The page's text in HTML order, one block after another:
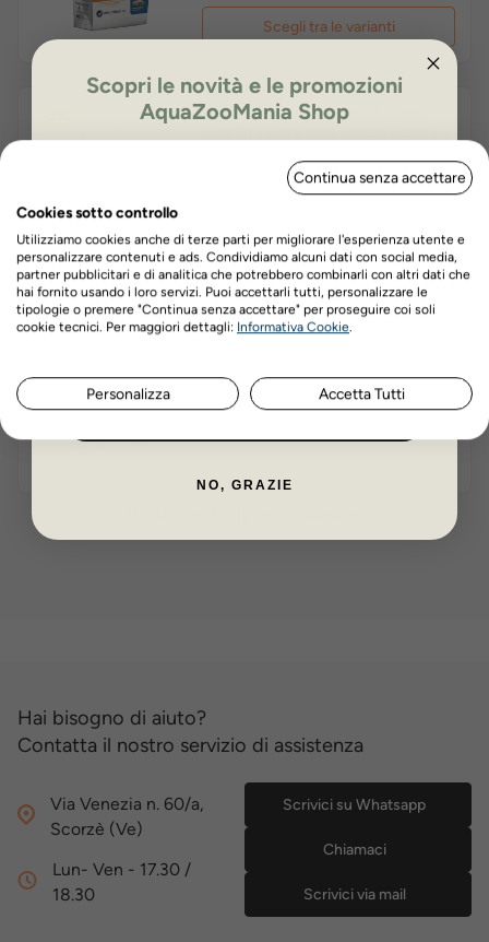
Scegli tra le varianti
Exclusion Diet Metabolic and
Prezzo
€95,14
Scegli tra le varianti
-7%
Exclusion Diet Intestinal Pork
Prezzo
base
€93,10
Hai bisogno di aiuto?
Contatta il nostro servizio di assistenza
Via Venezia n. 60/a,
Scorzè (Ve)
Lun- Ven - 17.30 /
18.30
Scrivici su Whatsapp
Chiamaci
Scrivici via mail
Continua senza accettare
Cookies sotto controllo
Utilizziamo cookies anche di terze parti per migliorare l'esperienza utente e
personalizzare contenuti e ads. Condividiamo alcuni dati con social media,
partner pubblicitari e di analitica che potrebbero combinarli con altri dati che
hai fornito usando i loro servizi. Puoi accettarli tutti, personalizzare le
tipologie o premere "Continua senza accettare" per proseguire coi soli
cookie tecnici. Per maggiori dettagli: Informativa Cookie
Personalizza Accetta Tutti
Scopri le novità e le promozioni
AquaZooMania Shop
ISCRIVITI PER OTTENERE IL 5%
DI SCONTO
Nome Cognome
NO, GRAZIE